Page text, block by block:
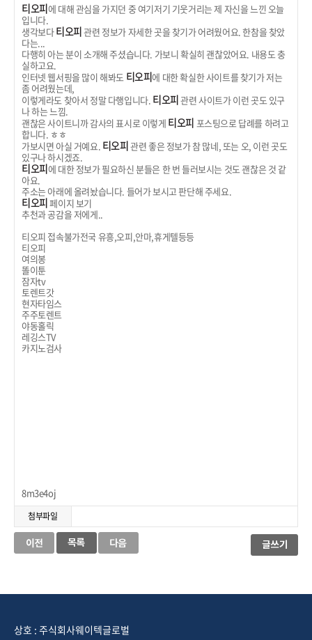
티오피에 대해 관심을 가지던 중 여기저기 기웃거리는 제 자신을 느낀 오늘
입니다.
생각보다티오피관련 정보가 자세한 곳을 찾기가 어려웠어요. 한참을 찾았
다는...
다행히 아는 분이 소개해 주셨습니다. 가보니 확실히 괜찮았어요. 내용도 충
실하고요.
인터넷 웹서핑을 많이 해봐도 티오피에 대한 확실한 사이트를 찾기가 저는
좀 어려웠는데,
이렇게라도 찾아서 정말 다행입니다. 티오피관련 사이트가 이런 곳도 있구
나 하는 느낌.
괜찮은 사이트니까 감사의 표시로 이렇게 티오피 포스팅으로 답례를 하려고
합니다. ㅎㅎ
가보시면 아실 거예요. 티오피관련 좋은 정보가 참 많네, 또는 오, 이런 곳도
있구나 하시겠죠.
티오피에 대한 정보가 필요하신 분들은 한 번 들러보시는 것도 괜찮은 것 같
아요.
주소는 아래에 올려놨습니다. 들어가 보시고 판단해 주세요.
티오피페이지 보기
추천과 공감을 저에게..
티오피 접속불가전국 유흥,오피,안마,휴게텔등등
티오피
여의봉
똘이툰
잠자tv
토렌트갓
현자타임스
주주토렌트
야동홀릭
레깅스TV
카지노검사
8m3e4oj
첨부파일
상호 : 주식회사웨이텍글로벌